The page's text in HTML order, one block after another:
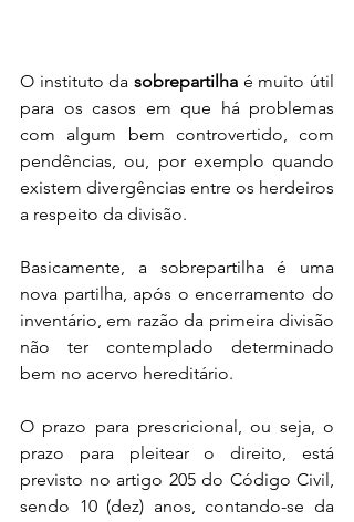
O instituto da sobrepartilha é muito útil
para os casos em que há problemas
com algum bem controvertido, com
pendências, ou, por exemplo quando
existem divergências entre os herdeiros
a respeito da divisão.
Basicamente, a sobrepartilha é uma
nova partilha, após o encerramento do
inventário, em razão da primeira divisão
não ter contemplado determinado
bem no acervo hereditário.
O prazo para prescricional, ou seja, o
prazo para pleitear o direito, está
previsto no artigo 205 do Código Civil,
sendo 10 (dez) anos, contando-se da